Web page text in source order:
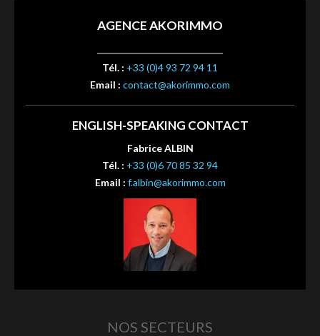
AGENCE AKORIMMO
Tél. : +33 (0)4 93 72 94 11
Email : contact@akorimmo.com
ENGLISH-SPEAKING CONTACT
Fabrice ALBIN
Tél. : +33 (0)6 70 85 32 94
Email : f.albin@akorimmo.com
NOS SECTEURS